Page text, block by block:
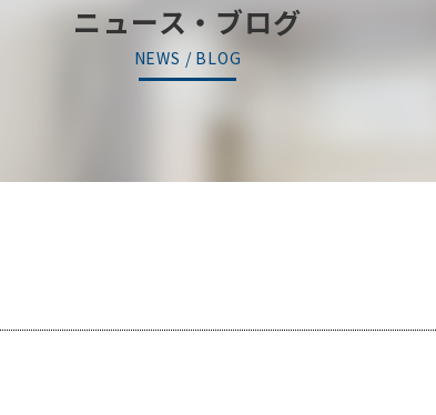
ニュース・ブログ
NEWS / BLOG